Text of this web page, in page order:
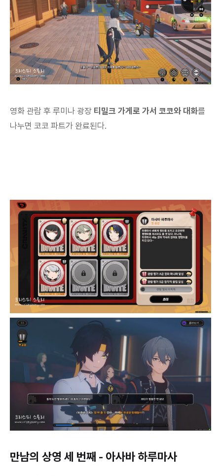
영화 관람 후 루미나 광장 티밀크 가게로 가서 코코와 대화를
나누면 코코 파트가 완료된다.
만남의 상영 세 번째 - 아사바 하루마사